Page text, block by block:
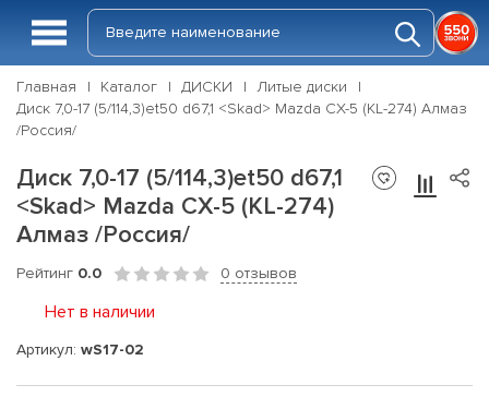
Главная Каталог ДИСКИ
Литые диски
Диск 7,0-17 (5/114,3)et50 d67,1 <Skad> Mazda CX-5 (KL-274) Алмаз
/Россия/
Диск 7,0-17 (5/114,3)et50 d67,1
<Skad> Mazda CX-5 (KL-274)
Алмаз /Россия/
Рейтинг 0.0 0 отзывов
Нет в наличии
Артикул: wS17-02